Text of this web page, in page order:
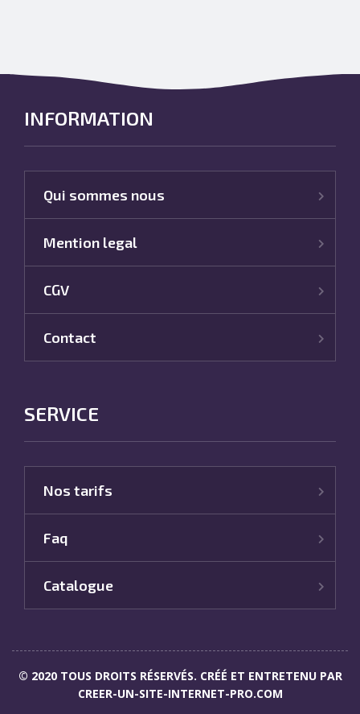
INFORMATION
Qui sommes nous
Mention legal
CGV
Contact
SERVICE
Nos tarifs
Faq
Catalogue
© 2020 TOUS DROITS RÉSERVÉS. CRÉÉ ET ENTRETENU PAR
CREER-UN-SITE-INTERNET-PRO.COM